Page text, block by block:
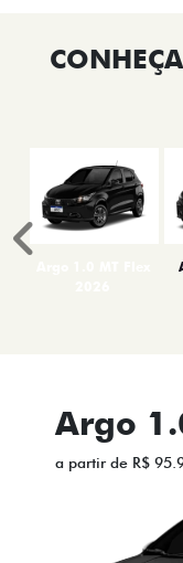
Argo
a partir de R$